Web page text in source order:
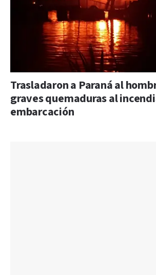
Trasladaron a Paraná al
graves quemaduras al
embarcación